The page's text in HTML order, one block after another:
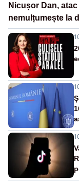
Nicușor Dan,
nemulțumește la